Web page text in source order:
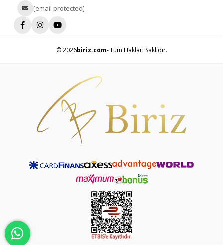
[email protected]
© 2026biriz.com- Tüm Hakları Saklıdır.